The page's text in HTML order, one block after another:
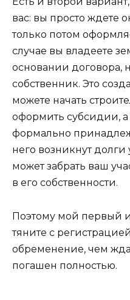
вас: вы просто ждете
только потом
случае вы владеете
основании договора,
собственник. Это
можете начать
оформить субсидии, а
формально
него возникнут долги
может забрать ваш
в его собственности.
Поэтому мой первый
тяните с
обременение, чем
погашен полностью.